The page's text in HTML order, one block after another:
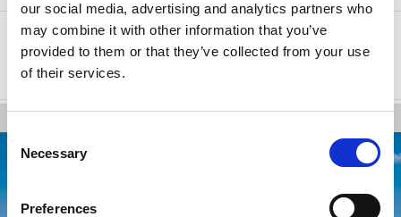
our social media, advertising and analytics partners who
may combine it with other information that you’ve
provided to them or that they’ve collected from your use
of their services.
Consent
Selection
Necessary
Preferences
Seleziona